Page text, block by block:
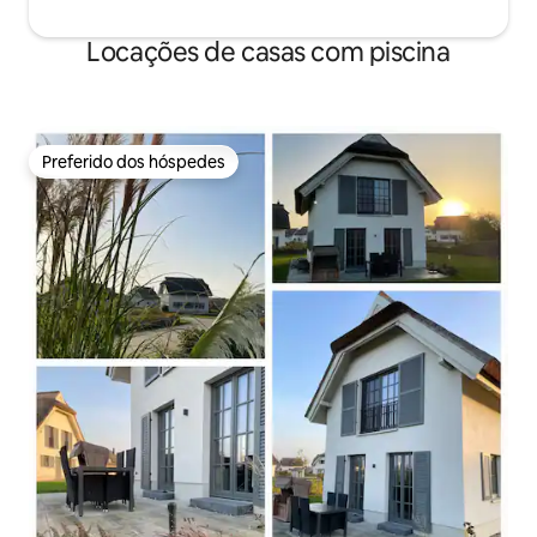
Locações de casas com piscina
Preferido dos hóspedes
Preferido dos hóspedes